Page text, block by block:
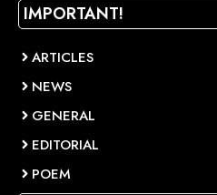
IMPORTANT!
ARTICLES
NEWS
GENERAL
EDITORIAL
POEM